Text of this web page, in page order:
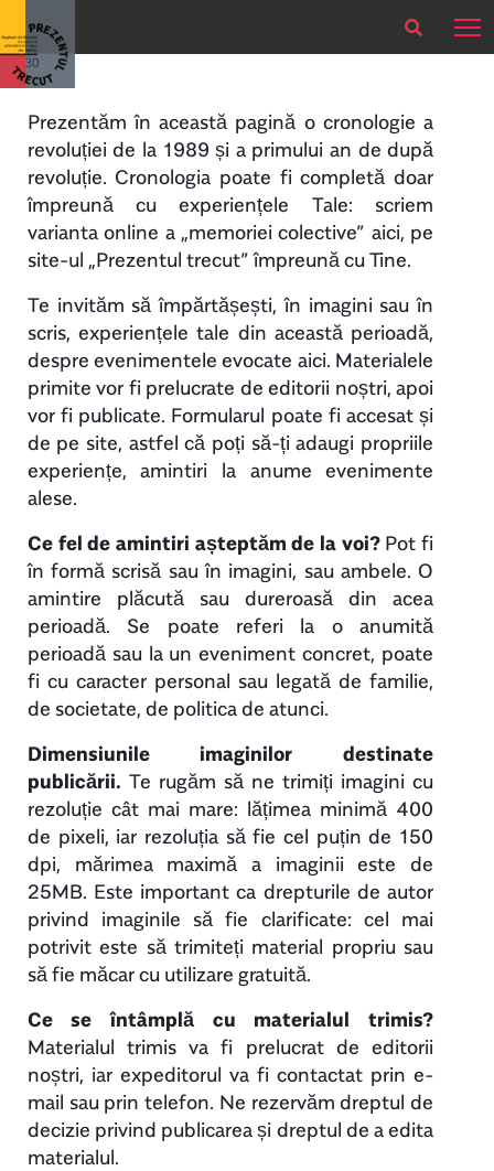
×
Prezentăm în această pagină o cronologie a
revoluției de la 1989 și a primului an de după
revoluție. Cronologia poate fi completă doar
împreună cu experiențele Tale: scriem
varianta online a „memoriei colective” aici, pe
site-ul „Prezentul trecut” împreună cu Tine.
Te invităm să împărtășești, în imagini sau în
scris, experiențele tale din această perioadă,
despre evenimentele evocate aici. Materialele
primite vor fi prelucrate de editorii noștri, apoi
vor fi publicate. Formularul poate fi accesat și
de pe site, astfel că poți să-ți adaugi propriile
experiențe, amintiri la anume evenimente
alese.
Ce fel de amintiri așteptăm de la voi?Pot fi
în formă scrisă sau în imagini, sau ambele. O
amintire plăcută sau dureroasă din acea
perioadă. Se poate referi la o anumită
perioadă sau la un eveniment concret, poate
fi cu caracter personal sau legată de familie,
de societate, de politica de atunci.
Dimensiunile imaginilor destinate
publicării. Te rugăm să ne trimiți imagini cu
rezoluție cât mai mare: lățimea minimă 400
de pixeli, iar rezoluția să fie cel puțin de 150
dpi, mărimea maximă a imaginii este de
25MB. Este important ca drepturile de autor
privind imaginile să fie clarificate: cel mai
potrivit este să trimiteți material propriu sau
să fie măcar cu utilizare gratuită.
Ce se întâmplă cu materialul trimis?
Materialul trimis va fi prelucrat de editorii
noștri, iar expeditorul va fi contactat prin e-
mail sau prin telefon. Ne rezervăm dreptul de
decizie privind publicarea și dreptul de a edita
materialul.